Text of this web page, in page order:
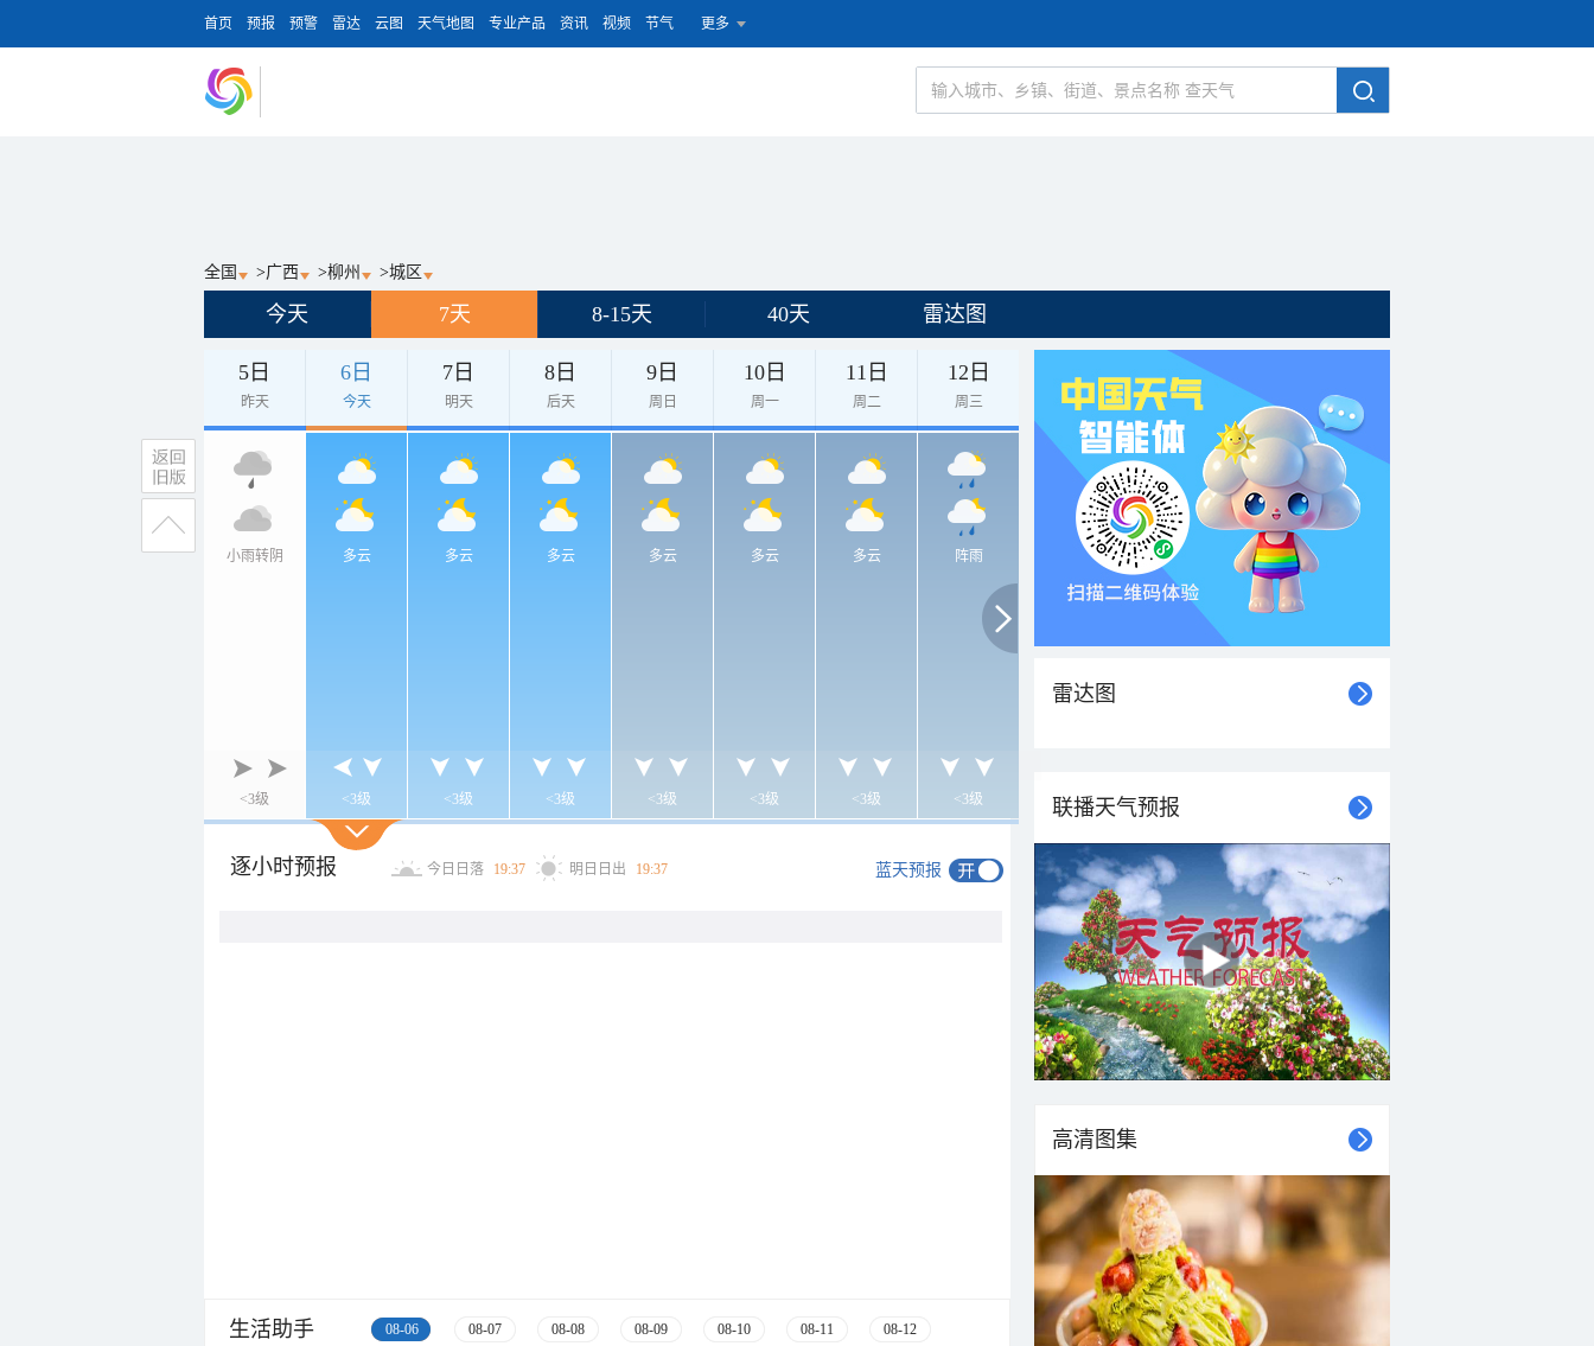
首页 预报 预警 雷达 云图 天气地图 专业产品 资讯 视频 节气 更多
全国 >广西 >柳州 >城区
今天 7天 8-15天 40天 雷达图
5日
昨天
6日
今天
7日
明天
8日
后天
9日
周日
10日
周一
11日
周二
12日
周三
小雨转阴
<3级
多云
<3级
多云
<3级
多云
<3级
多云
<3级
多云
<3级
多云
<3级
阵雨
<3级
逐小时预报 今日日落 19:37 明日日出 19:37 蓝天预报
生活助手 08-06 08-07 08-08 08-09 08-10 08-11 08-12
雷达图
联播天气预报
高清图集